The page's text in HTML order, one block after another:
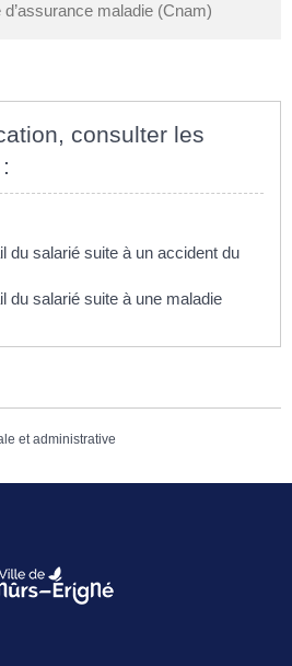
maladie (Cnam)
consulter les
du salarié suite à un accident du
du salarié suite à une maladie
et administrative